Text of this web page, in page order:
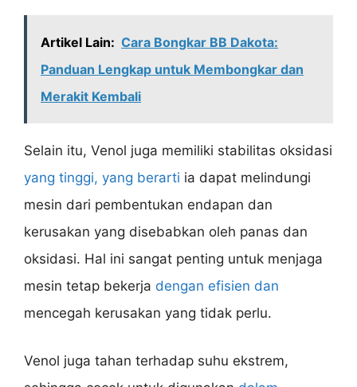
Artikel Lain: Cara Bongkar BB Dakota:
Panduan Lengkap untuk Membongkar dan
Merakit Kembali
Selain itu, Venol juga memiliki stabilitas oksidasi
yang tinggi, yang berarti ia dapat melindungi
mesin dari pembentukan endapan dan
kerusakan yang disebabkan oleh panas dan
oksidasi. Hal ini sangat penting untuk menjaga
mesin tetap bekerja dengan efisien dan
mencegah kerusakan yang tidak perlu.
Venol juga tahan terhadap suhu ekstrem,